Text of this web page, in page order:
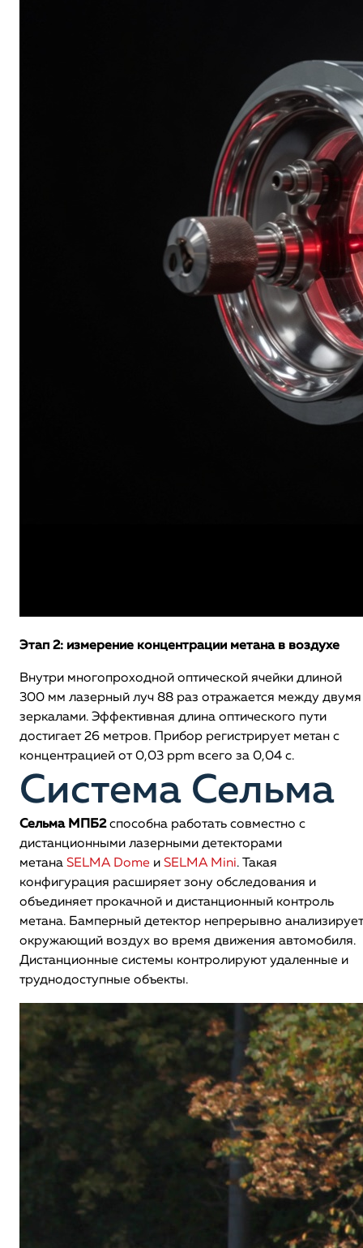
Этап 2: измерение концентрации метана в воздухе
Внутри многопроходной оптической ячейки длиной
300 мм лазерный луч 88 раз отражается между двумя
зеркалами. Эффективная длина оптического пути
достигает 26 метров. Прибор регистрирует метан с
концентрацией от 0,03 ppm всего за 0,04 с.
Система Сельма
Сельма МПБ2способна работать совместно с
дистанционными лазерными детекторами
метана SELMA Dome и SELMA Mini. Такая
конфигурация расширяет зону обследования и
объединяет прокачной и дистанционный контроль
метана. Бамперный детектор непрерывно анализирует
окружающий воздух во время движения автомобиля.
Дистанционные системы контролируют удаленные и
труднодоступные объекты.